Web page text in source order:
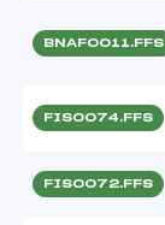
BNAF0011.FFS
FIS0074.FFS
FIS0072.FFS